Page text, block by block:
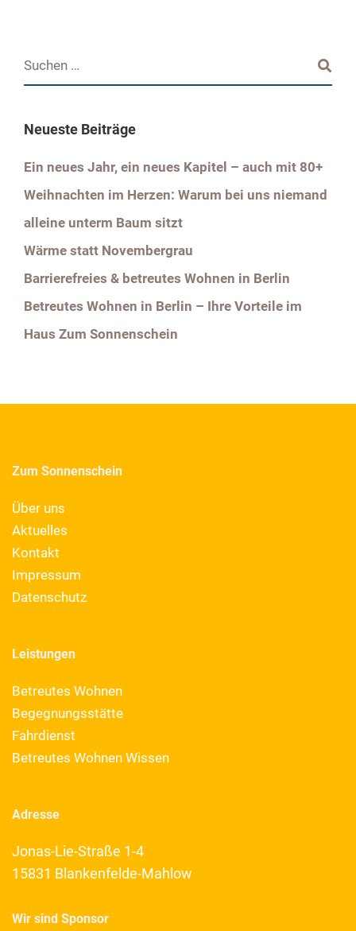
Neueste Beiträge
Ein neues Jahr, ein neues Kapitel – auch mit 80+
Weihnachten im Herzen: Warum bei uns niemand
alleine unterm Baum sitzt
Wärme statt Novembergrau
Barrierefreies & betreutes Wohnen in Berlin
Betreutes Wohnen in Berlin – Ihre Vorteile im
Haus Zum Sonnenschein
Zum Sonnenschein
Über uns
Aktuelles
Kontakt
Impressum
Datenschutz
Leistungen
Betreutes Wohnen
Begegnungsstätte
Fahrdienst
Betreutes Wohnen Wissen
Adresse
Jonas-Lie-Straße 1-4
15831 Blankenfelde-Mahlow
Wir sind Sponsor